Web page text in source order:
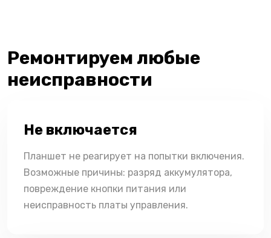
Ремонтируем любые
неисправности
Не включается
Планшет не реагирует на попытки включения.
Возможные причины: разряд аккумулятора,
повреждение кнопки питания или
неисправность платы управления.